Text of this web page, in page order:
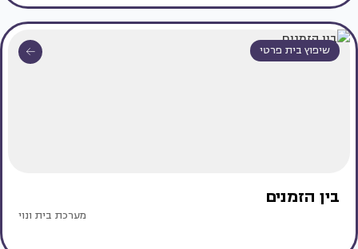
שיפוץ בית פרטי
בין הזמנים
מערכת בית ונוי